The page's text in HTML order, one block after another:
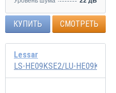
КУПИТЬ СМОТРЕТЬ
Lessar
LS-HE09KSE2/LU-HE09KSE2